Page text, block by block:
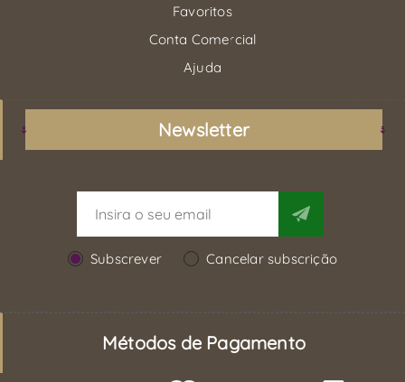
Favoritos
Conta Comercial
Ajuda
Newsletter
Subscrever Cancelar subscrição
Métodos de Pagamento